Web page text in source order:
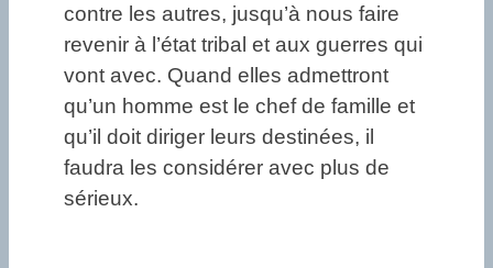
contre les autres, jusqu’à nous faire
revenir à l’état tribal et aux guerres qui
vont avec. Quand elles admettront
qu’un homme est le chef de famille et
qu’il doit diriger leurs destinées, il
faudra les considérer avec plus de
sérieux.